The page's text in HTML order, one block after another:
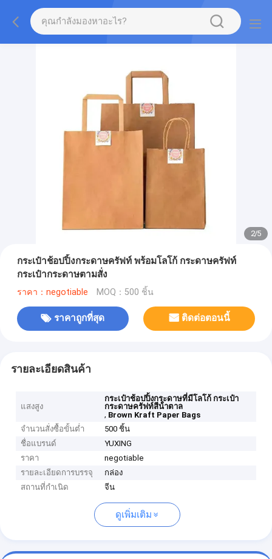
2/5
กระเป๋าช้อปปิ้งกระดาษครัฟท์ พร้อมโลโก้ กระดาษครัฟท์
กระเป๋ากระดาษตามสั่ง
ราคา：negotiable MOQ：500 ชิ้น
ราคาถูกที่สุด ติดต่อตอนนี้
รายละเอียดสินค้า
แสงสูง
กระเป๋าช้อปปิ้งกระดาษที่มีโลโก้ กระเป๋า
กระดาษครัฟท์สีน้ําตาล
, Brown Kraft Paper Bags
จำนวนสั่งซื้อขั้นต่ำ
500 ชิ้น
ชื่อแบรนด์
YUXING
ราคา
negotiable
รายละเอียดการบรรจุ
กล่อง
สถานที่กำเนิด
จีน
ดูเพิ่มเติม